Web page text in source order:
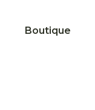
Boutique